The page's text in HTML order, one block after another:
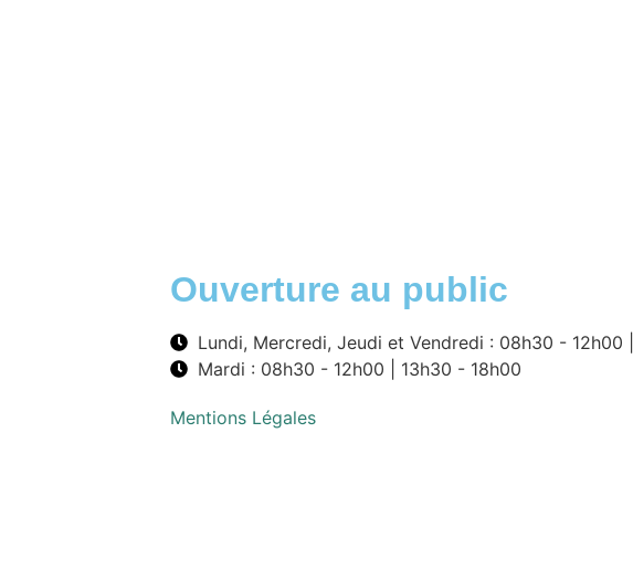
Ouverture au public
Lundi, Mercredi, Jeudi et Vendredi : 08h30 - 12h00
Mardi : 08h30 - 12h00 | 13h30 - 18h00
Mentions Légales